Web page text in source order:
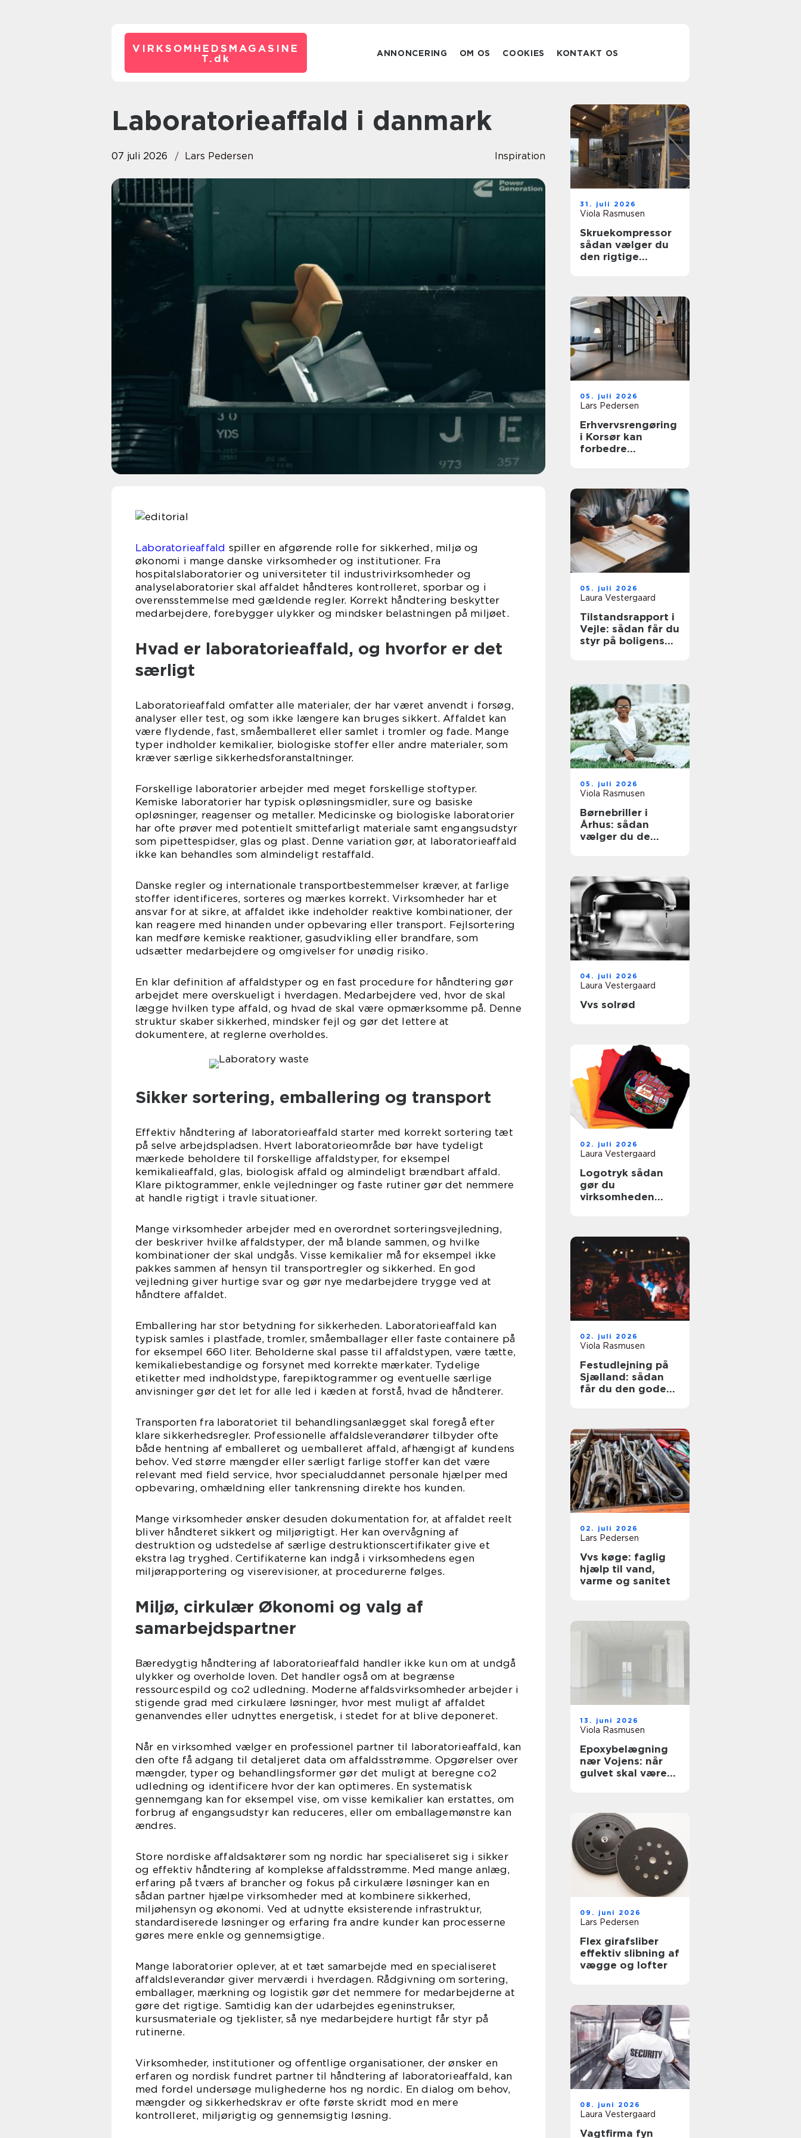
VIRKSOMHEDSMAGASINE
T. dk ANNONCERING OM OS COOKIES KONTAKT OS
Laboratorieaffald i danmark
07 juli 2026 Lars Pedersen Inspiration
Laboratorieaffald spiller en afgørende rolle for sikkerhed, miljø og
økonomi i mange danske virksomheder og institutioner. Fra
hospitalslaboratorier og universiteter til industrivirksomheder og
analyselaboratorier skal affaldet håndteres kontrolleret, sporbar og i
overensstemmelse med gældende regler. Korrekt håndtering beskytter
medarbejdere, forebygger ulykker og mindsker belastningen på miljøet.
Hvad er laboratorieaffald, og hvorfor er det
særligt
Laboratorieaffald omfatter alle materialer, der har været anvendt i forsøg,
analyser eller test, og som ikke længere kan bruges sikkert. Affaldet kan
være flydende, fast, småemballeret eller samlet i tromler og fade. Mange
typer indholder kemikalier, biologiske stoffer eller andre materialer, som
kræver særlige sikkerhedsforanstaltninger.
Forskellige laboratorier arbejder med meget forskellige stoftyper.
Kemiske laboratorier har typisk opløsningsmidler, sure og basiske
opløsninger, reagenser og metaller. Medicinske og biologiske laboratorier
har ofte prøver med potentielt smittefarligt materiale samt engangsudstyr
som pipettespidser, glas og plast. Denne variation gør, at laboratorieaffald
ikke kan behandles som almindeligt restaffald.
Danske regler og internationale transportbestemmelser kræver, at farlige
stoffer identificeres, sorteres og mærkes korrekt. Virksomheder har et
ansvar for at sikre, at affaldet ikke indeholder reaktive kombinationer, der
kan reagere med hinanden under opbevaring eller transport. Fejlsortering
kan medføre kemiske reaktioner, gasudvikling eller brandfare, som
udsætter medarbejdere og omgivelser for unødig risiko.
En klar definition af affaldstyper og en fast procedure for håndtering gør
arbejdet mere overskueligt i hverdagen. Medarbejdere ved, hvor de skal
lægge hvilken type affald, og hvad de skal være opmærksomme på. Denne
struktur skaber sikkerhed, mindsker fejl og gør det lettere at
dokumentere, at reglerne overholdes.
Sikker sortering, emballering og transport
Effektiv håndtering af laboratorieaffald starter med korrekt sortering tæt
på selve arbejdspladsen. Hvert laboratorieområde bør have tydeligt
mærkede beholdere til forskellige affaldstyper, for eksempel
kemikalieaffald, glas, biologisk affald og almindeligt brændbart affald.
Klare piktogrammer, enkle vejledninger og faste rutiner gør det nemmere
at handle rigtigt i travle situationer.
Mange virksomheder arbejder med en overordnet sorteringsvejledning,
der beskriver hvilke affaldstyper, der må blande sammen, og hvilke
kombinationer der skal undgås. Visse kemikalier må for eksempel ikke
pakkes sammen af hensyn til transportregler og sikkerhed. En god
vejledning giver hurtige svar og gør nye medarbejdere trygge ved at
håndtere affaldet.
Emballering har stor betydning for sikkerheden. Laboratorieaffald kan
typisk samles i plastfade, tromler, småemballager eller faste containere på
for eksempel 660 liter. Beholderne skal passe til affaldstypen, være tætte,
kemikaliebestandige og forsynet med korrekte mærkater. Tydelige
etiketter med indholdstype, farepiktogrammer og eventuelle særlige
anvisninger gør det let for alle led i kæden at forstå, hvad de håndterer.
Transporten fra laboratoriet til behandlingsanlægget skal foregå efter
klare sikkerhedsregler. Professionelle affaldsleverandører tilbyder ofte
både hentning af emballeret og uemballeret affald, afhængigt af kundens
behov. Ved større mængder eller særligt farlige stoffer kan det være
relevant med field service, hvor specialuddannet personale hjælper med
opbevaring, omhældning eller tankrensning direkte hos kunden.
Mange virksomheder ønsker desuden dokumentation for, at affaldet reelt
bliver håndteret sikkert og miljørigtigt. Her kan overvågning af
destruktion og udstedelse af særlige destruktionscertifikater give et
ekstra lag tryghed. Certifikaterne kan indgå i virksomhedens egen
miljørapportering og viserevisioner, at procedurerne følges.
Miljø, cirkulær Økonomi og valg af
samarbejdspartner
Bæredygtig håndtering af laboratorieaffald handler ikke kun om at undgå
ulykker og overholde loven. Det handler også om at begrænse
ressourcespild og co2 udledning. Moderne affaldsvirksomheder arbejder i
stigende grad med cirkulære løsninger, hvor mest muligt af affaldet
genanvendes eller udnyttes energetisk, i stedet for at blive deponeret.
Når en virksomhed vælger en professionel partner til laboratorieaffald, kan
den ofte få adgang til detaljeret data om affaldsstrømme. Opgørelser over
mængder, typer og behandlingsformer gør det muligt at beregne co2
udledning og identificere hvor der kan optimeres. En systematisk
gennemgang kan for eksempel vise, om visse kemikalier kan erstattes, om
forbrug af engangsudstyr kan reduceres, eller om emballagemønstre kan
ændres.
Store nordiske affaldsaktører som ng nordic har specialiseret sig i sikker
og effektiv håndtering af komplekse affaldsstrømme. Med mange anlæg,
erfaring på tværs af brancher og fokus på cirkulære løsninger kan en
sådan partner hjælpe virksomheder med at kombinere sikkerhed,
miljøhensyn og økonomi. Ved at udnytte eksisterende infrastruktur,
standardiserede løsninger og erfaring fra andre kunder kan processerne
gøres mere enkle og gennemsigtige.
Mange laboratorier oplever, at et tæt samarbejde med en specialiseret
affaldsleverandør giver merværdi i hverdagen. Rådgivning om sortering,
emballager, mærkning og logistik gør det nemmere for medarbejderne at
gøre det rigtige. Samtidig kan der udarbejdes egeninstrukser,
kursusmateriale og tjeklister, så nye medarbejdere hurtigt får styr på
rutinerne.
Virksomheder, institutioner og offentlige organisationer, der ønsker en
erfaren og nordisk fundret partner til håndtering af laboratorieaffald, kan
med fordel undersøge mulighederne hos ng nordic. En dialog om behov,
mængder og sikkerhedskrav er ofte første skridt mod en mere
kontrolleret, miljørigtig og gennemsigtig løsning.
31. juli 2026
Viola Rasmusen
Skruekompressor
sådan vælger du
den rigtige
05. juli 2026
Lars Pedersen
Erhvervsrengøring
i Korsør kan
forbedre
05. juli 2026
Laura Vestergaard
Tilstandsrapport i
Vejle: sådan får du
styr på boligens
05. juli 2026
Viola Rasmusen
Børnebriller i
Århus: sådan
vælger du de
04. juli 2026
Laura Vestergaard
Vvs solrød
02. juli 2026
Laura Vestergaard
Logotryk sådan
gør du
virksomheden
02. juli 2026
Viola Rasmusen
Festudlejning på
Sjælland: sådan
får du den gode
02. juli 2026
Lars Pedersen
Vvs køge: faglig
hjælp til vand,
varme og sanitet
13. juni 2026
Viola Rasmusen
Epoxybelægning
nær Vojens: når
gulvet skal være
09. juni 2026
Lars Pedersen
Flex girafsliber
effektiv slibning af
vægge og lofter
08. juni 2026
Laura Vestergaard
Vagtfirma fyn